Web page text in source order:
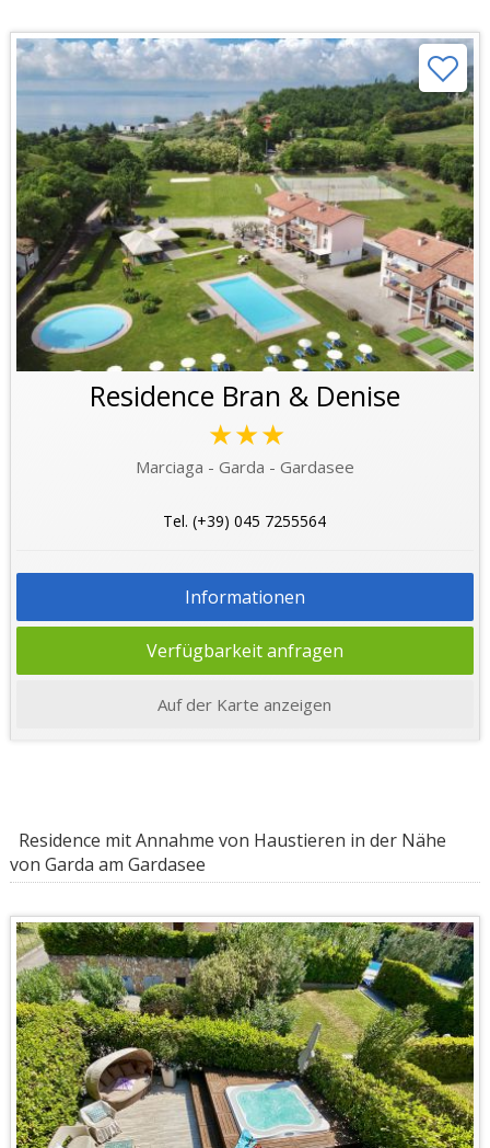
Residence Bran & Denise
★★★
Marciaga - Garda - Gardasee
Tel. (+39) 045 7255564
Informationen
Verfügbarkeit anfragen
Auf der Karte anzeigen
Residence mit Annahme von Haustieren in der Nähe
von Garda am Gardasee